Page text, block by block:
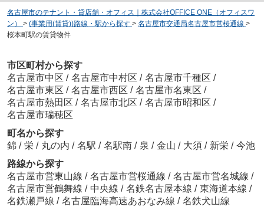
名古屋市のテナント・貸店舗・オフィス｜株式会社OFFICE ONE（オフィスワ
ン）
> (事業用(賃貸))路線・駅から探す > 名古屋市交通局名古屋市営桜通線 >
桜本町駅の賃貸物件
市区町村から探す
名古屋市中区 / 名古屋市中村区 / 名古屋市千種区 /
名古屋市東区 / 名古屋市西区 / 名古屋市名東区 /
名古屋市熱田区 / 名古屋市北区 / 名古屋市昭和区 /
名古屋市瑞穂区
町名から探す
錦 / 栄 / 丸の内 / 名駅 / 名駅南 / 泉 / 金山 / 大須 / 新栄 / 今池
路線から探す
名古屋市営東山線 / 名古屋市営桜通線 / 名古屋市営名城線 /
名古屋市営鶴舞線 / 中央線 / 名鉄名古屋本線 / 東海道本線 /
名鉄瀬戸線 / 名古屋臨海高速あおなみ線 / 名鉄犬山線